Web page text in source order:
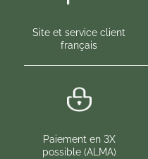
Site et service client
français
Paiement en 3X
possible (ALMA)